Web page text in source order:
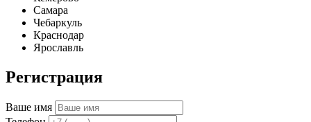
Самара
Чебаркуль
Краснодар
Ярославль
Регистрация
Ваше имя